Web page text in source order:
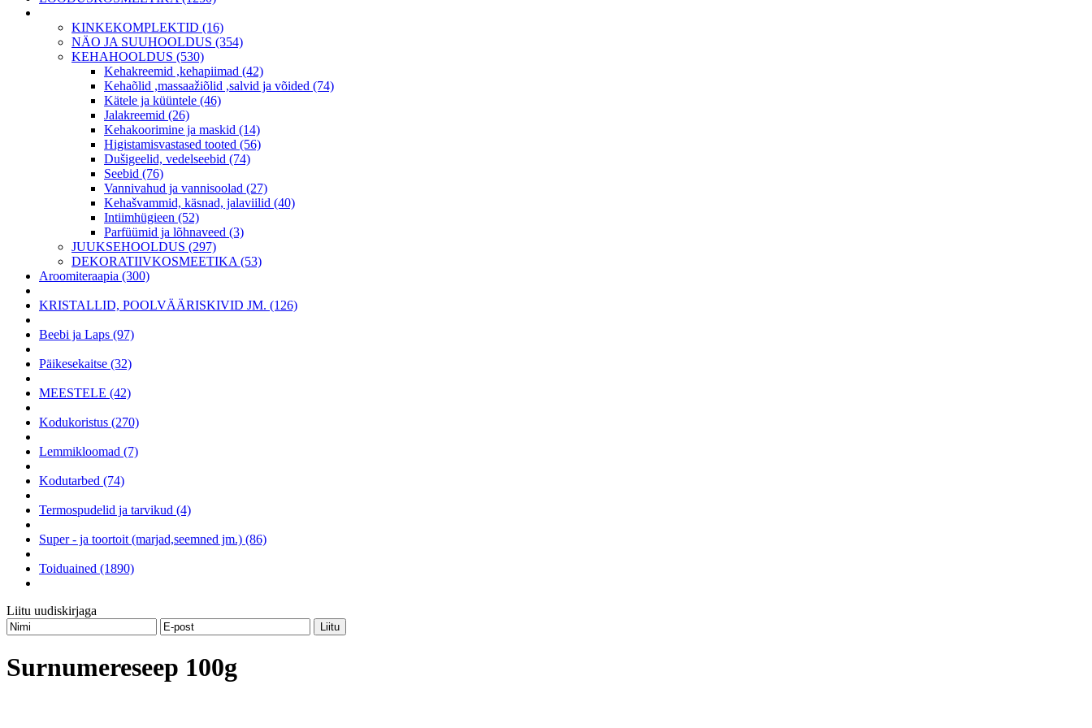
KINKEKOMPLEKTID (16)
NÄO JA SUUHOOLDUS (354)
KEHAHOOLDUS (530)
Kehakreemid ,kehapiimad (42)
Kehaõlid ,massaažiõlid ,salvid ja võided (74)
Kätele ja küüntele (46)
Jalakreemid (26)
Kehakoorimine ja maskid (14)
Higistamisvastased tooted (56)
Dušigeelid, vedelseebid (74)
Seebid (76)
Vannivahud ja vannisoolad (27)
Kehašvammid, käsnad, jalaviilid (40)
Intiimhügieen (52)
Parfüümid ja lõhnaveed (3)
JUUKSEHOOLDUS (297)
DEKORATIIVKOSMEETIKA (53)
Aroomiteraapia (300)
KRISTALLID, POOLVÄÄRISKIVID JM. (126)
Beebi ja Laps (97)
Päikesekaitse (32)
MEESTELE (42)
Kodukoristus (270)
Lemmikloomad (7)
Kodutarbed (74)
Termospudelid ja tarvikud (4)
Super - ja toortoit (marjad,seemned jm.) (86)
Toiduained (1890)
Liitu uudiskirjaga
Surnumereseep 100g